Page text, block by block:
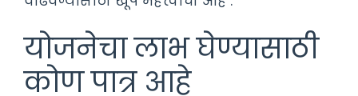
योजनेचा लाभ घेण्यासाठी
कोण पात्र आहे